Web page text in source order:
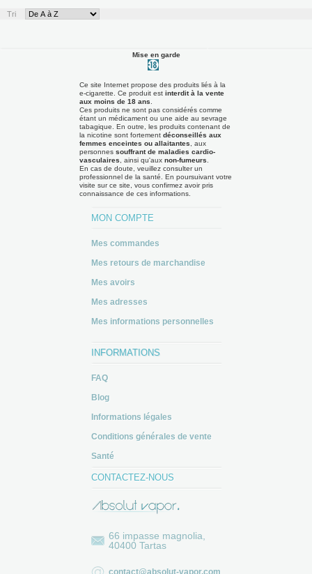
Tri
Mise en garde
Ce site Internet propose des produits liés à la
e-cigarette. Ce produit est interdit à la vente
aux moins de 18 ans
Ces produits ne sont pas considérés comme
étant un médicament ou une aide au sevrage
tabagique. En outre, les produits contenant de
la nicotine sont fortement déconseillés aux
femmes enceintes ou allaitantes , aux
personnes souffrant de maladies cardio-
vasculaires , ainsi qu'aux non-fumeurs
En cas de doute, veuillez consulter un
professionnel de la santé. En poursuivant votre
visite sur ce site, vous confirmez avoir pris
connaissance de ces informations.
MON COMPTE
Mes commandes
Mes retours de marchandise
Mes avoirs
Mes adresses
Mes informations personnelles
INFORMATIONS
FAQ
Blog
Informations légales
Conditions générales de vente
Santé
CONTACTEZ-NOUS
66 impasse magnolia,
40400 Tartas
contact@absolut-vapor.com